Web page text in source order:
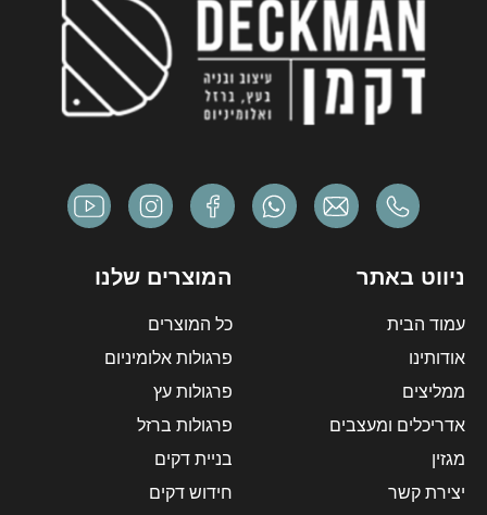
ניווט באתר
עמוד הבית
אודותינו
ממליצים
אדריכלים ומעצבים
מגזין
יצירת קשר
המוצרים שלנו
כל המוצרים
פרגולות אלומיניום
פרגולות עץ
פרגולות ברזל
בניית דקים
חידוש דקים